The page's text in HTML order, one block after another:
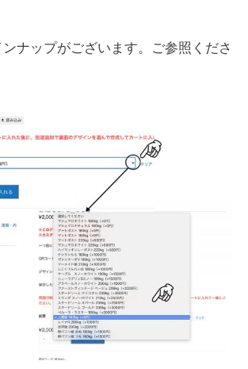
ナップがございます。ご参照くださ